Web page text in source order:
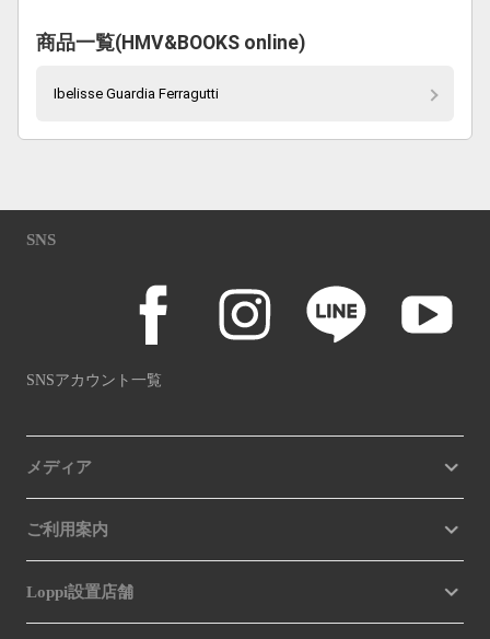
商品一覧(HMV&BOOKS online)
Ibelisse Guardia Ferragutti
SNS
SNSアカウント一覧
メディア
ご利用案内
Loppi設置店舗